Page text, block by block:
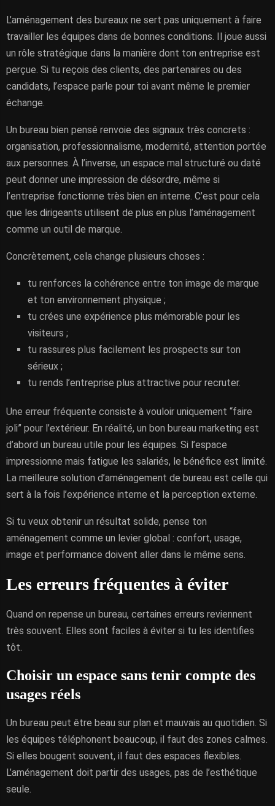
L’aménagement des bureaux ne sert pas uniquement à faire
travailler les équipes dans de bonnes conditions. Il joue aussi
un rôle stratégique dans la manière dont ton entreprise est
perçue. Si tu reçois des clients, des partenaires ou des
candidats, l’espace parle pour toi avant même le premier
échange.
Un bureau bien pensé renvoie des signaux très concrets :
organisation, professionnalisme, modernité, attention portée
aux personnes. À l’inverse, un espace mal structuré ou daté
peut donner une impression de désordre, même si
l’entreprise fonctionne très bien en interne. C’est pour cela
que les dirigeants utilisent de plus en plus l’aménagement
comme un outil de marque.
Concrètement, cela change plusieurs choses :
tu renforces la cohérence entre ton image de marque
et ton environnement physique ;
tu crées une expérience plus mémorable pour les
visiteurs ;
tu rassures plus facilement les prospects sur ton
sérieux ;
tu rends l’entreprise plus attractive pour recruter.
Une erreur fréquente consiste à vouloir uniquement “faire
joli” pour l’extérieur. En réalité, un bon bureau marketing est
d’abord un bureau utile pour les équipes. Si l’espace
impressionne mais fatigue les salariés, le bénéfice est limité.
La meilleure solution d’aménagement de bureau est celle qui
sert à la fois l’expérience interne et la perception externe.
Si tu veux obtenir un résultat solide, pense ton
aménagement comme un levier global : confort, usage,
image et performance doivent aller dans le même sens.
Les erreurs fréquentes à éviter
Quand on repense un bureau, certaines erreurs reviennent
très souvent. Elles sont faciles à éviter si tu les identifies
tôt.
Choisir un espace sans tenir compte des
usages réels
Un bureau peut être beau sur plan et mauvais au quotidien. Si
les équipes téléphonent beaucoup, il faut des zones calmes.
Si elles bougent souvent, il faut des espaces flexibles.
L’aménagement doit partir des usages, pas de l’esthétique
seule.